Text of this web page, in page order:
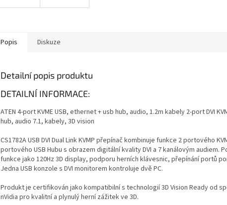
Popis Diskuze
Detailní popis produktu
DETAILNÍ INFORMACE:
ATEN 4-port KVME USB, ethernet + usb hub, audio, 1.2m kabely 2-port DVI
hub, audio 7.1, kabely, 3D vision
CS1782A USB DVI Dual Link KVMP přepínač kombinuje funkce 2 portového
portového USB Hubu s obrazem digitální kvality DVI a 7 kanálovým audiem.
funkce jako 120Hz 3D display, podporu herních klávesnic, přepínání portů
Jedna USB konzole s DVI monitorem kontroluje dvě PC.
Produkt je certifikován jako kompatibilní s technologií 3D Vision Ready od
nVidia pro kvalitní a plynulý herní zážitek ve 3D.